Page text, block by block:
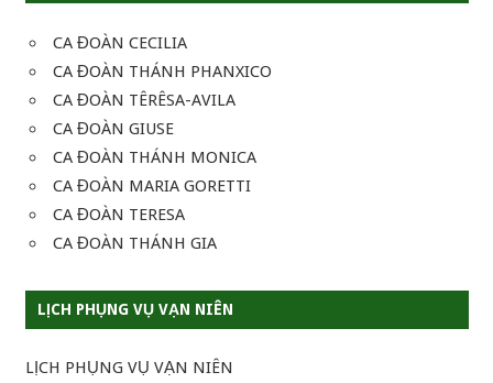
CA ĐOÀN CECILIA
CA ĐOÀN THÁNH PHANXICO
CA ĐOÀN TÊRÊSA-AVILA
CA ĐOÀN GIUSE
CA ĐOÀN THÁNH MONICA
CA ĐOÀN MARIA GORETTI
CA ĐOÀN TERESA
CA ĐOÀN THÁNH GIA
LỊCH PHỤNG VỤ VẠN NIÊN
LỊCH PHỤNG VỤ VẠN NIÊN